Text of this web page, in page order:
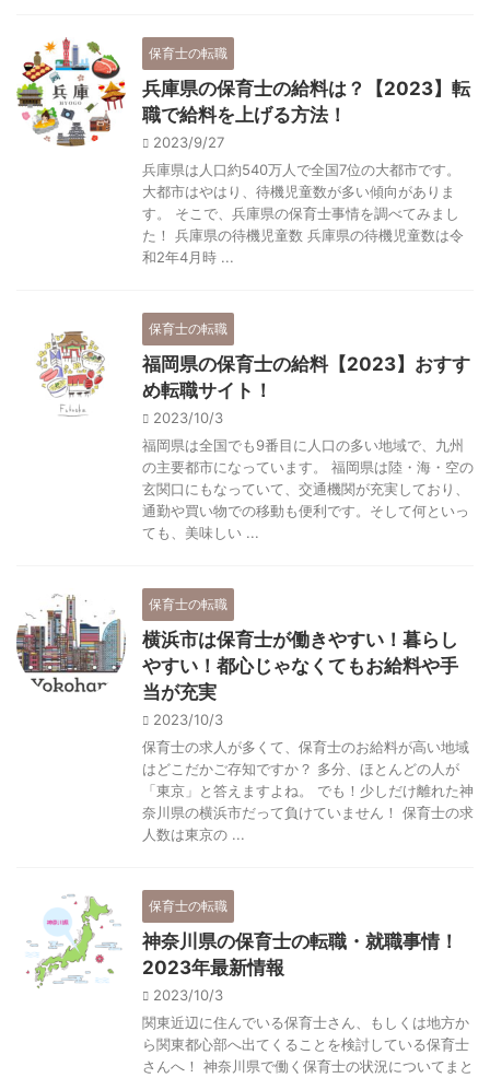
保育士の転職
兵庫県の保育士の給料は？【2023】転
職で給料を上げる方法！
2023/9/27
兵庫県は人口約540万人で全国7位の大都市です。
大都市はやはり、待機児童数が多い傾向がありま
す。 そこで、兵庫県の保育士事情を調べてみまし
た！ 兵庫県の待機児童数 兵庫県の待機児童数は令
和2年4月時 ...
保育士の転職
福岡県の保育士の給料【2023】おすす
め転職サイト！
2023/10/3
福岡県は全国でも9番目に人口の多い地域で、九州
の主要都市になっています。 福岡県は陸・海・空の
玄関口にもなっていて、交通機関が充実しており、
通勤や買い物での移動も便利です。そして何といっ
ても、美味しい ...
保育士の転職
横浜市は保育士が働きやすい！暮らし
やすい！都心じゃなくてもお給料や手
当が充実
2023/10/3
保育士の求人が多くて、保育士のお給料が高い地域
はどこだかご存知ですか？ 多分、ほとんどの人が
「東京」と答えますよね。 でも！少しだけ離れた神
奈川県の横浜市だって負けていません！ 保育士の求
人数は東京の ...
保育士の転職
神奈川県の保育士の転職・就職事情！
2023年最新情報
2023/10/3
関東近辺に住んでいる保育士さん、もしくは地方か
ら関東都心部へ出てくることを検討している保育士
さんへ！ 神奈川県で働く保育士の状況についてまと